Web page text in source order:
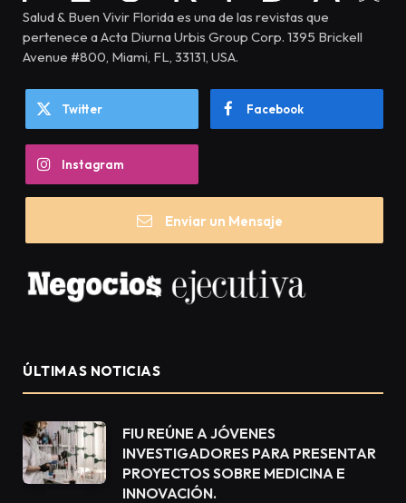
Salud & Buen Vivir Florida es una de las revistas que
pertenece a Acta Diurna Urbis Group Corp. 1395 Brickell
Avenue #800, Miami, FL, 33131, USA.
Twitter Facebook
Instagram
Enviar un Mensaje
ÚLTIMAS NOTICIAS
FIU REÚNE A JÓVENES
INVESTIGADORES PARA PRESENTAR
PROYECTOS SOBRE MEDICINA E
INNOVACIÓN.